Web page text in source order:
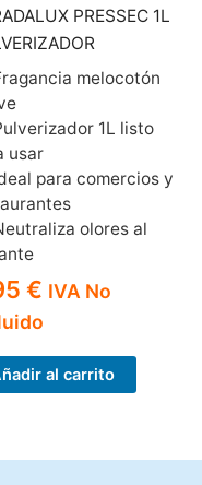
PRESSEC 1L
melocotón
1L listo
usar
para comercios y
olores al
€ IVA No
al carrito